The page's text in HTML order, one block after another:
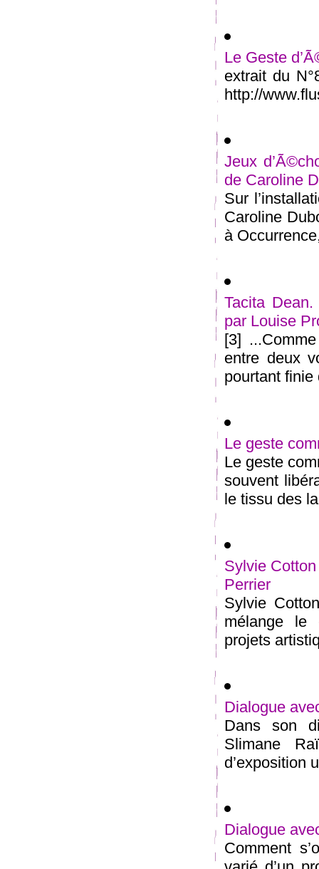
Le Geste
extrait du
http://
Jeux
de Caroline
Sur
Caroline
à
Tacita
par Louise
[3]
entre deux
pourtant finie
Le geste
Le geste
souvent
le tissu des
Sylvie
Perrier
Sylvie
mélange le
projets
Dialogue
Dans son
Slimane
d’exposition
Dialogue
Comment